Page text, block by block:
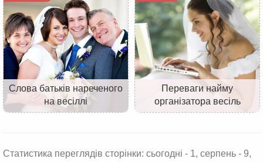
Слова батьків нареченого
на весіллі
Переваги найму
організатора весіль
Статистика переглядів сторінки: сьогодні - 1, серпень - 9,